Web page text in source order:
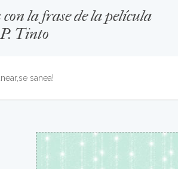
la frase de la película
Tinto
sanea!